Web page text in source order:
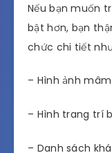
Nếu bạn muốn
bật hơn, bạn
chức chi tiết
– Hình ảnh
– Hình trang trí
– Danh sách